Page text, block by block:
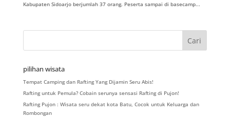
Kabupaten Sidoarjo berjumlah 37 orang. Peserta sampai di basecamp...
pilihan wisata
Tempat Camping dan Rafting Yang Dijamin Seru Abis!
Rafting untuk Pemula? Cobain serunya sensasi Rafting di Pujon!
Rafting Pujon : Wisata seru dekat kota Batu, Cocok untuk Keluarga dan
Rombongan